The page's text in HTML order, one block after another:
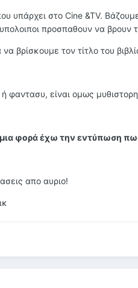
υπάρχει στο Cine &TV.
προσπαθουν να βρουν
βρίσκουμε τον τίτλο του
φαντασυ, είναι ομως
φορά έχω την εντύπωση
απο αυριο!